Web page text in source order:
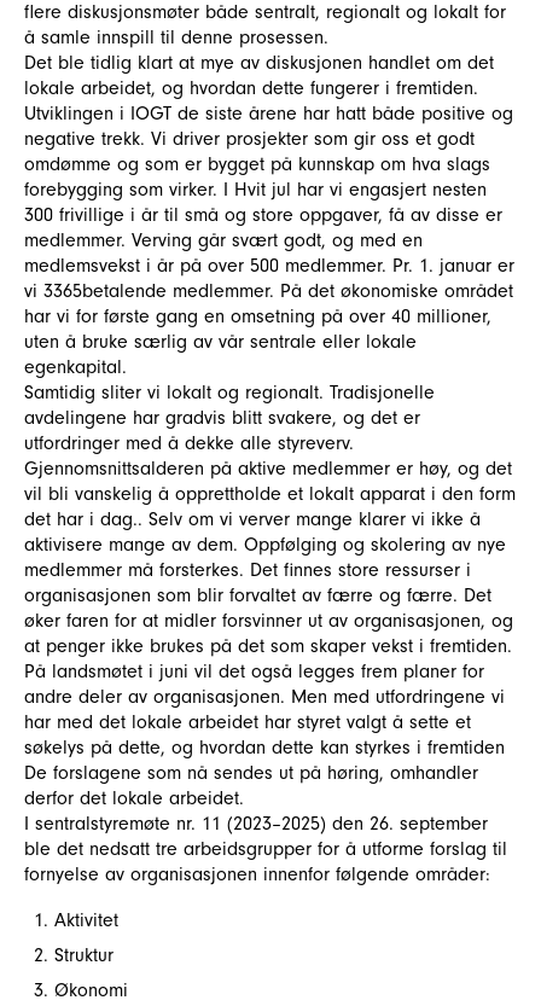
flere diskusjonsmøter både sentralt, regionalt og lokalt for
å samle innspill til denne prosessen.
Det ble tidlig klart at mye av diskusjonen handlet om det
lokale arbeidet, og hvordan dette fungerer i fremtiden.
Utviklingen i IOGT de siste årene har hatt både positive og
negative trekk. Vi driver prosjekter som gir oss et godt
omdømme og som er bygget på kunnskap om hva slags
forebygging som virker. I Hvit jul har vi engasjert nesten
300 frivillige i år til små og store oppgaver, få av disse er
medlemmer. Verving går svært godt, og med en
medlemsvekst i år på over 500 medlemmer. Pr. 1. januar er
vi 3365betalende medlemmer. På det økonomiske området
har vi for første gang en omsetning på over 40 millioner,
uten å bruke særlig av vår sentrale eller lokale
egenkapital.
Samtidig sliter vi lokalt og regionalt. Tradisjonelle
avdelingene har gradvis blitt svakere, og det er
utfordringer med å dekke alle styreverv.
Gjennomsnittsalderen på aktive medlemmer er høy, og det
vil bli vanskelig å opprettholde et lokalt apparat i den form
det har i dag.. Selv om vi verver mange klarer vi ikke å
aktivisere mange av dem. Oppfølging og skolering av nye
medlemmer må forsterkes. Det finnes store ressurser i
organisasjonen som blir forvaltet av færre og færre. Det
øker faren for at midler forsvinner ut av organisasjonen, og
at penger ikke brukes på det som skaper vekst i fremtiden.
På landsmøtet i juni vil det også legges frem planer for
andre deler av organisasjonen. Men med utfordringene vi
har med det lokale arbeidet har styret valgt å sette et
søkelys på dette, og hvordan dette kan styrkes i fremtiden
De forslagene som nå sendes ut på høring, omhandler
derfor det lokale arbeidet.
I sentralstyremøte nr. 11 (2023–2025) den 26. september
ble det nedsatt tre arbeidsgrupper for å utforme forslag til
fornyelse av organisasjonen innenfor følgende områder:
Aktivitet
Struktur
Økonomi